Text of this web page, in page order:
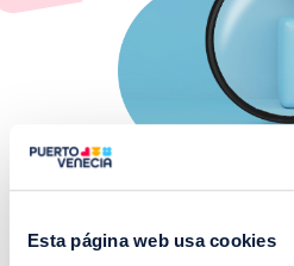
Esta página web usa cookies